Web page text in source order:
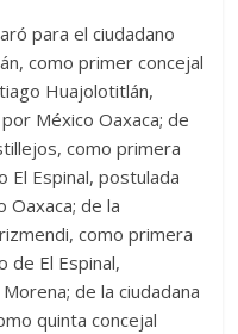
para el ciudadano
como primer concejal
Huajolotitlán,
México Oaxaca; de
como primera
El Espinal, postulada
Oaxaca; de la
como primera
de El Espinal,
de la ciudadana
quinta concejal